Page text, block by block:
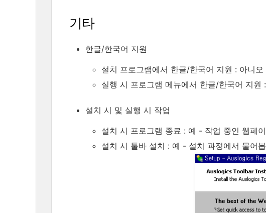
기타
한글/한국어 지원
설치 프로그램에서 한글/한국어 지원 : 아니오
실행 시 프로그램 메뉴에서 한글/한국어 지원
설치 시 및 실행 시 작업
설치 시 프로그램 종료 : 예 - 작업 중인 웹페
설치 시 툴바 설치 : 예 - 설치 과정에서 물어